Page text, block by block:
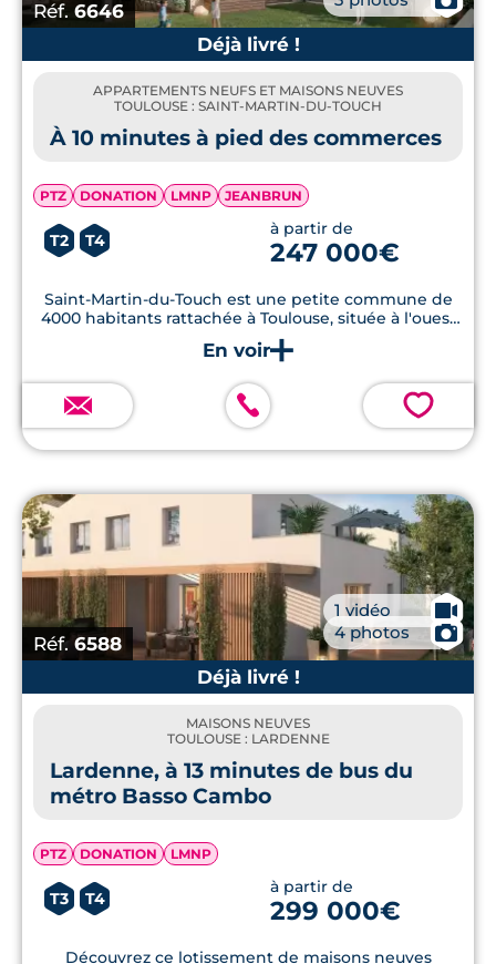
Réf. 6646
Déjà livré !
APPARTEMENTS NEUFS ET MAISONS NEUVES
TOULOUSE : SAINT-MARTIN-DU-TOUCH
À 10 minutes à pied des commerces
PTZ DONATION LMNP JEANBRUN
T2 T4
à partir de
247 000€
Saint-Martin-du-Touch est une petite commune de
4000 habitants rattachée à Toulouse, située à l'ouest
de celle-ci. Elle doit son dynamisme notamment à sa
proximité avec l'aéroport de Toulouse-Blagnac.
💗
Réf. 6588
1 vidéo 🎥
4 photos
📷
Déjà livré !
MAISONS NEUVES
TOULOUSE : LARDENNE
Lardenne, à 13 minutes de bus du
métro Basso Cambo
PTZ DONATION LMNP
T3 T4
à partir de
299 000€
Découvrez ce lotissement de maisons neuves